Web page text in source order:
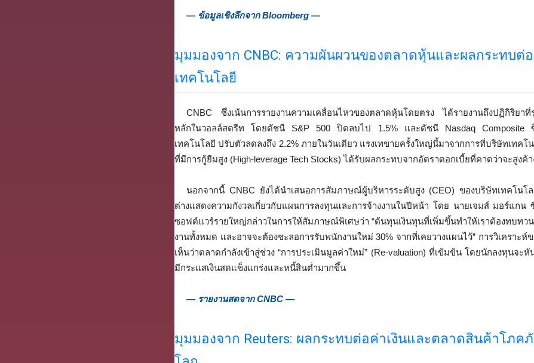
— ข้อมูลเชิงลึกจาก Bloomberg —
มุมมองจาก CNBC: ความผันผวนของตลาดหุ้นและผลกระทบต่
เทคโนโลยี
CNBC ซึ่งเน้นการรายงานความเคลื่อนไหวของตลาดหุ้นโดยตรง ได้รายงานถึงปฏิกิริยาที่
หลักในวอลล์สตรีท โดยดัชนี S&P 500 ปิดลบไป 1.5% และดัชนี Nasdaq Composite
เทคโนโลยี ปรับตัวลดลงถึง 2.2% ภายในวันเดียว แรงเทขายครั้งใหญ่นี้มาจากการที่บริษัทเทค
ที่มีการกู้ยืมสูง (High-leverage Tech Stocks) ได้รับผลกระทบจากอัตราดอกเบี้ยที่คาดว่าจะสูงค้า
นอกจากนี้ CNBC ยังได้นำเสนอการสัมภาษณ์ผู้บริหารระดับสูง (CEO) ของบริษัทเทคโนโ
ต่างแสดงความกังวลเกี่ยวกับแผนการลงทุนและการจ้างงานในปีหน้า โดย นายเจมส์ มอร์แกน
ซอฟต์แวร์รายใหญ่กล่าวในการให้สัมภาษณ์พิเศษว่า “ต้นทุนเงินทุนที่เพิ่มขึ้นทำให้เราต้องทบทว
งานทั้งหมด และอาจจะต้องชะลอการรับพนักงานใหม่ 30% จากที่เคยวางแผนไว้” การวิเคราะห์
เห็นว่าตลาดกำลังเข้าสู่ช่วง “การประเมินมูลค่าใหม่” (Re-valuation) ที่เข้มข้น โดยนักลงทุนจะ
มีกระแสเงินสดแข็งแกร่งและหนี้สินต่ำมากขึ้น
— รายงานสดจาก CNBC —
มุมมองจาก Reuters: ผลกระทบต่อค่าเงินและตลาดสินค้าโภ